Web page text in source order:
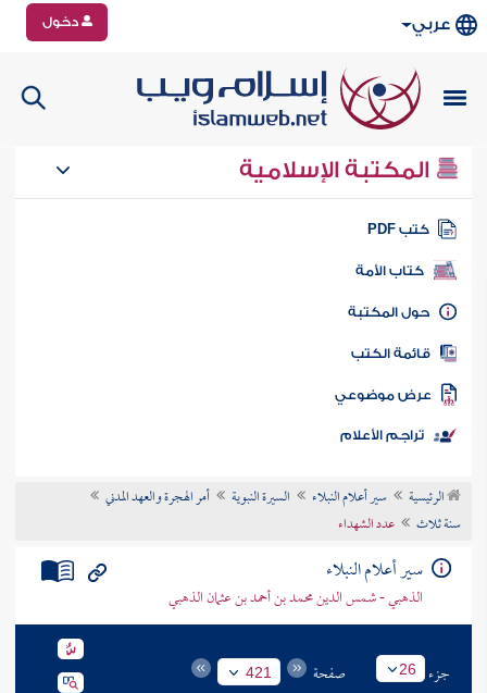
عربي دخول
المكتبة الإسلامية
كتب PDF
كتاب الأمة
المكتبة
الكتب
موضوعي
تراجم الأعلام
الرئيسية سير أعلام النبلاء السيرة النبوية
أمر الهجرة والعهد المدني
سنة ثلاث
عدد الشهداء
سير أعلام النبلاء
الذهبي - شمس الدين محمد بن أحمد بن عثمان الذهبي
جزء 26 صفحة 421